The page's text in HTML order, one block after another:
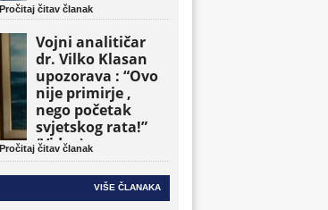
Pročitaj čitav članak
Vojni analitičar
dr. Vilko Klasan
upozorava : “Ovo
nije primirje ,
nego početak
svjetskog rata!”
(Video)
Pročitaj čitav članak
VIŠE ČLANAKA